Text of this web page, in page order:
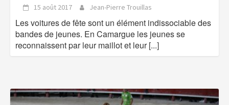
15 août 2017 Jean-Pierre Trouillas
Les voitures de fête sont un élément indissociable des
bandes de jeunes. En Camargue les jeunes se
reconnaissent par leur maillot et leur[...]